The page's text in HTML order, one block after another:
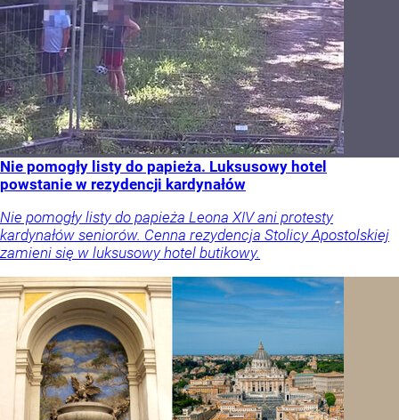
Nie pomogły listy do papieża. Luksusowy hotel
powstanie w rezydencji kardynałów
Nie pomogły listy do papieża Leona XIV ani protesty
kardynałów seniorów. Cenna rezydencja Stolicy Apostolskiej
zamieni się w luksusowy hotel butikowy.